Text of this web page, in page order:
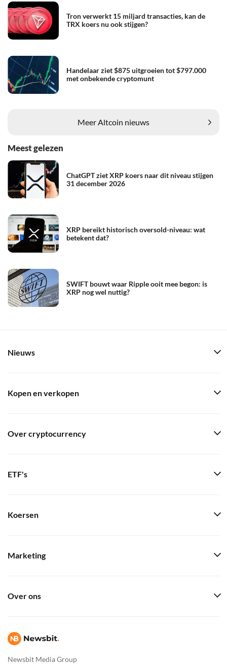
Tron verwerkt 15 miljard transacties, kan de
TRX koers nu ook stijgen?
Handelaar ziet $875 uitgroeien tot $797.000
met onbekende cryptomunt
Meer Altcoin nieuws
Meest gelezen
ChatGPT ziet XRP koers naar dit niveau stijgen
31 december 2026
XRP bereikt historisch oversold-niveau: wat
betekent dat?
SWIFT bouwt waar Ripple ooit mee begon: is
XRP nog wel nuttig?
Newsbit Media Group
Nieuws
Kopen en verkopen
Over cryptocurrency
ETF's
Koersen
Marketing
Over ons